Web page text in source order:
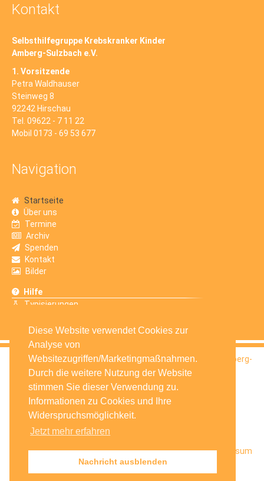
Diese Website verwendet Cookies zur
Analyse von
Websitezugriffen/Marketingmaßnahmen.
Durch die weitere Nutzung der Website
stimmen Sie dieser Verwendung zu.
Informationen zu Cookies und Ihre
Widerspruchsmöglichkeit.
Jetzt mehr erfahren
Nachricht ausblenden
Kontakt
Selbsthilfegruppe Krebskranker Kinder
Amberg-Sulzbach e.V.
1. Vorsitzende
Petra Waldhauser
Steinweg 8
92242 Hirschau
Tel. 09622 - 7 11 22
Mobil 0173 - 69 53 677
Navigation
Startseite
Über uns
Termine
Archiv
Spenden
Kontakt
Bilder
Hilfe
Typisierungen
© 2016Selbsthilfegruppe Krebskranker Kinder Amberg-
Sulzbach e.V.
Impressum
Datenschutz
Facebook
Startseite